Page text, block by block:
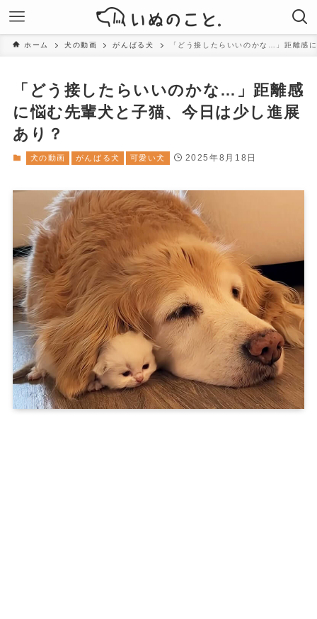
ホーム 犬の動画 がんばる犬 「どう接したらいいのかな…」距離感
「どう接したらいいのかな…」距離感
に悩む先輩犬と子猫、今日は少し進展
あり？
犬の動画 がんばる犬 可愛い犬 2025年8月18日